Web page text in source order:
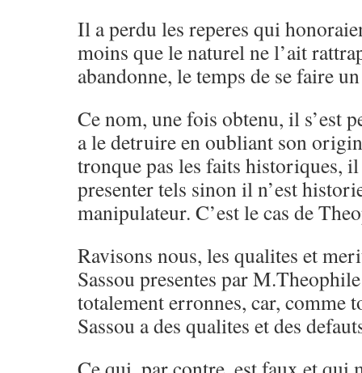
Il a perdu les reperes qui
moins que le naturel ne l’ait
abandonne, le temps de se faire
Ce nom, une fois obtenu, il s’est
a le detruire en oubliant son
tronque pas les faits historiques,
presenter tels sinon il n’est
manipulateur. C’est le cas de
Ravisons nous, les qualites et
Sassou presentes par
totalement erronnes, car, comme
Sassou a des qualites et des